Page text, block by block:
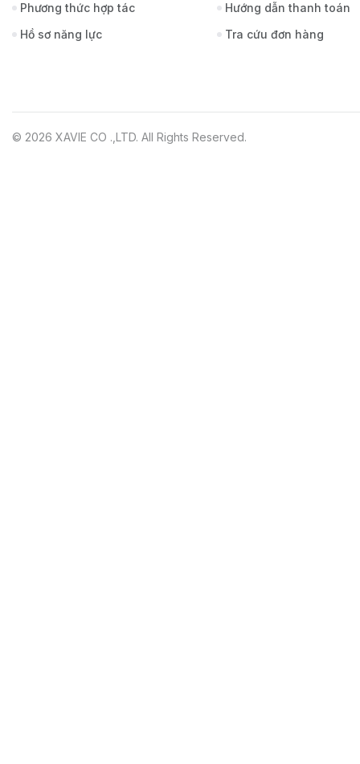
Phương thức hợp tác
Hồ sơ năng lực
Hướng dẫn thanh toán
Tra cứu đơn hàng
© 2026 XAVIE CO .,LTD. All Rights Reserved.